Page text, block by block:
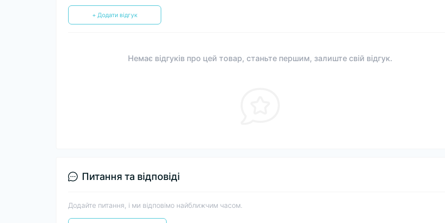
+ Додати відгук
Немає відгуків про цей товар, станьте першим, залиште свій відгук.
Питання та відповіді
Додайте питання, і ми відповімо найближчим часом.